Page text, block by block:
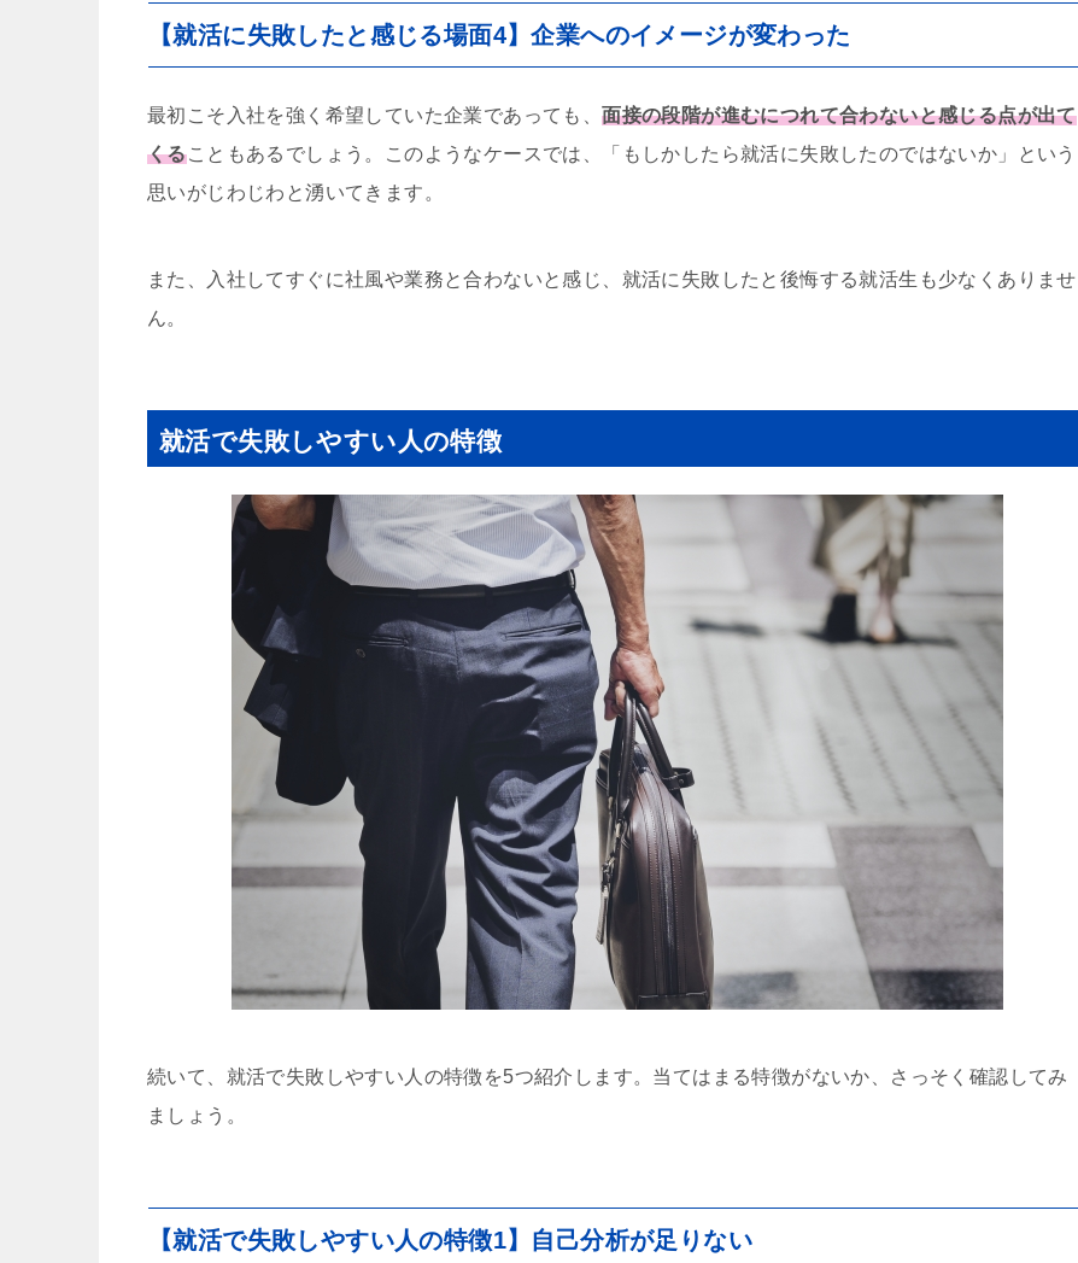
【就活に失敗したと感じる場面4】企業へのイメージが変わった
最初こそ入社を強く希望していた企業であっても、面接の段階が進むにつれて合わないと感じる点が出て
くることもあるでしょう。このようなケースでは、「もしかしたら就活に失敗したのではないか」という
思いがじわじわと湧いてきます。
また、入社してすぐに社風や業務と合わないと感じ、就活に失敗したと後悔する就活生も少なくありませ
ん。
就活で失敗しやすい人の特徴
続いて、就活で失敗しやすい人の特徴を5つ紹介します。当てはまる特徴がないか、さっそく確認してみ
ましょう。
【就活で失敗しやすい人の特徴1】自己分析が足りない